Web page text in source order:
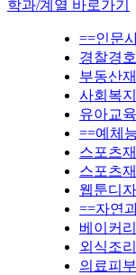
학과/계열 바로가기
==인문
경찰경
부동산
사회복
유아교
==예체
스포츠
스포츠
웹툰디
==자연
베이커
외식조
의료피